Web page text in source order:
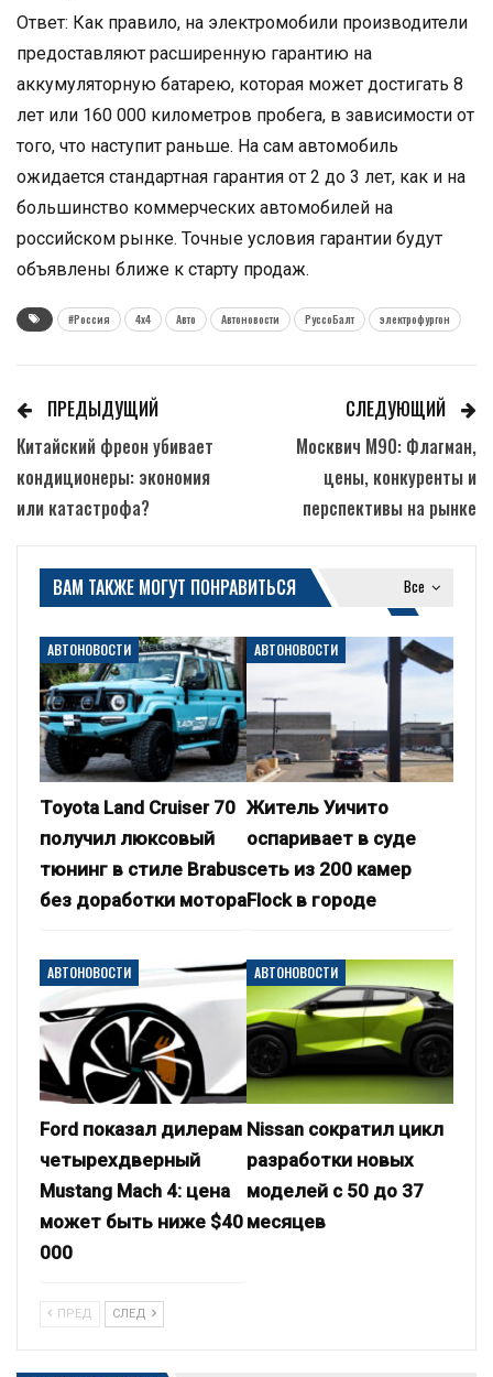
Ответ: Как правило, на электромобили производители
предоставляют расширенную гарантию на
аккумуляторную батарею, которая может достигать 8
лет или 160 000 километров пробега, в зависимости от
того, что наступит раньше. На сам автомобиль
ожидается стандартная гарантия от 2 до 3 лет, как и на
большинство коммерческих автомобилей на
российском рынке. Точные условия гарантии будут
объявлены ближе к старту продаж.
#Россия 4x4 Авто Автоновости РуссоБалт электрофургон
ПРЕДЫДУЩИЙ
Китайский фреон убивает
кондиционеры: экономия
или катастрофа?
СЛЕДУЮЩИЙ
Москвич М90: Флагман,
цены, конкуренты и
перспективы на рынке
Все
ВАМ ТАКЖЕ МОГУТ ПОНРАВИТЬСЯ
АВТОНОВОСТИ
Toyota Land Cruiser 70
получил люксовый
тюнинг в стиле Brabus
без доработки мотора
АВТОНОВОСТИ
Житель Уичито
оспаривает в суде
сеть из 200 камер
Flock в городе
АВТОНОВОСТИ
Ford показал дилерам
четырехдверный
Mustang Mach 4: цена
может быть ниже $40
000
АВТОНОВОСТИ
Nissan сократил цикл
разработки новых
моделей с 50 до 37
месяцев
ПРЕД СЛЕД